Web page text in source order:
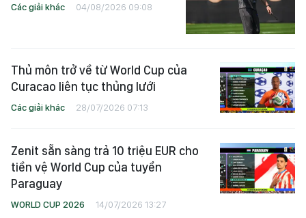
Các giải khác 04/08/2026 09:08
Thủ môn trở về từ World Cup của
Curacao liên tục thủng lưới
Các giải khác 28/07/2026 07:13
Zenit sẵn sàng trả 10 triệu EUR cho
tiền vệ World Cup của tuyển
Paraguay
WORLD CUP 2026 14/07/2026 13:27